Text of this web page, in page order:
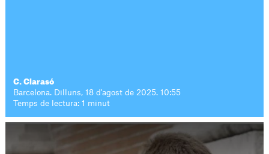
C. Clarasó
Barcelona. Dilluns, 18 d'agost de 2025. 10:55
Temps de lectura: 1 minut